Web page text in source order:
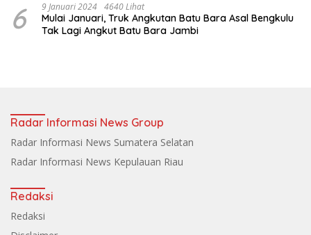
6 9 Januari 2024 4640 Lihat
Mulai Januari, Truk Angkutan Batu Bara Asal Bengkulu
Tak Lagi Angkut Batu Bara Jambi
Radar Informasi News Group
Radar Informasi News Sumatera Selatan
Radar Informasi News Kepulauan Riau
Redaksi
Redaksi